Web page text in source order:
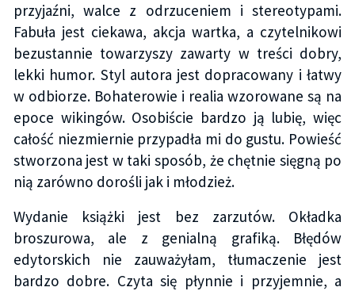
przyjaźni, walce z odrzuceniem i stereotypami.
Fabuła jest ciekawa, akcja wartka, a czytelnikowi
bezustannie towarzyszy zawarty w treści dobry,
lekki humor. Styl autora jest dopracowany i łatwy
w odbiorze. Bohaterowie i realia wzorowane są na
epoce wikingów. Osobiście bardzo ją lubię, więc
całość niezmiernie przypadła mi do gustu. Powieść
stworzona jest w taki sposób, że chętnie sięgną po
nią zarówno dorośli jak i młodzież.
Wydanie książki jest bez zarzutów. Okładka
broszurowa, ale z genialną grafiką. Błędów
edytorskich nie zauważyłam, tłumaczenie jest
bardzo dobre. Czyta się płynnie i przyjemnie, a